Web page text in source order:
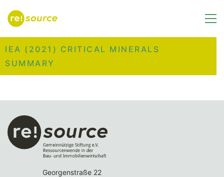
IEA (2021) CRITICAL MINERALS
SUMMARY
Georgenstraße 22